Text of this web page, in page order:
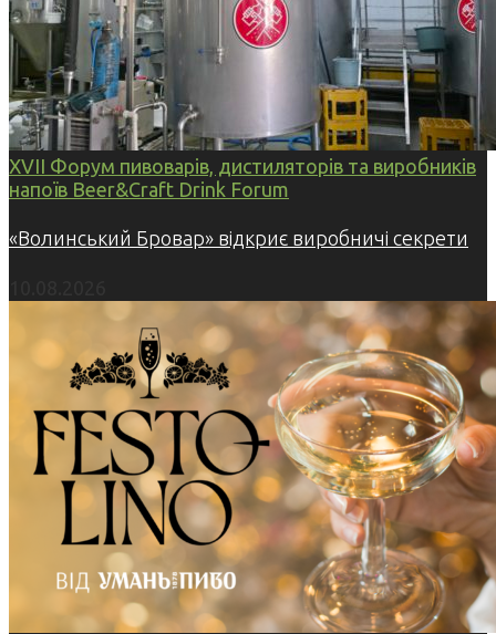
XVII Форум пивоварів, дистиляторів та виробників
напоїв Beer&Craft Drink Forum
«Волинський Бровар» відкриє виробничі секрети